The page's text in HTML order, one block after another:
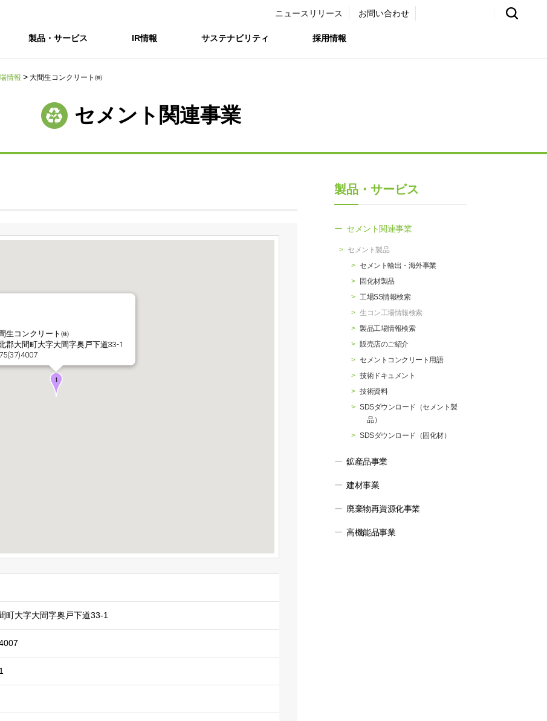
会社概要
コーポレートガバナンス
マテリアリティ・SDGs
製品・サービス IR情報
IRニュース
財務・業績推移
サステナビリティ
企業理念・環境理念・行動指針
SOCN2050
Enviroment（環境）
採用情報
新卒採用サイト（全国勤務コース）
ニュースリリース お問い合わせ
情報 大間生コンクリート㈱
セメント関連事業
生コンクリート㈱
郡大間町大字大間字奥戸下道33-1
町大字大間字奥戸下道33-1
製品・サービス
セメント関連事業
セメント製品
セメント輸出・海外事業
固化材製品
工場SS情報検索
生コン工場情報検索
製品工場情報検索
販売店のご紹介
セメントコンクリート用語
技術ドキュメント
技術資料
SDSダウンロード（セメント製
品）
SDSダウンロード（固化材）
鉱産品事業
建材事業
廃棄物再資源化事業
高機能品事業